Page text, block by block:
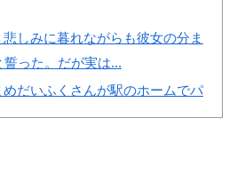
しみに暮れながらも彼女の分ま
った。だが実は...
だいふくさんが駅のホームでパ